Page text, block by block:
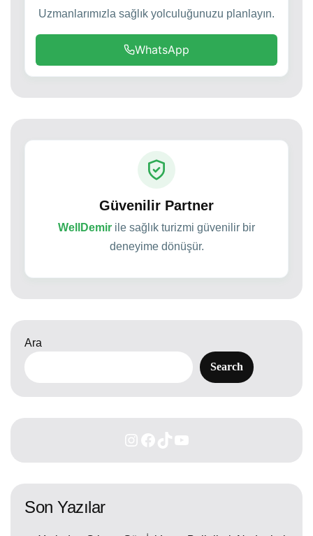
Uzmanlarımızla sağlık yolculuğunuzu planlayın.
WhatsApp
Güvenilir Partner
WellDemir ile sağlık turizmi güvenilir bir
deneyime dönüşür.
Ara
Search
Son Yazılar